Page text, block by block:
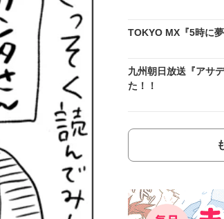
TOKYO MX『5時に
九州朝日放送『アサ
た！！